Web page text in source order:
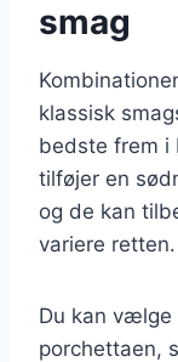
smag
klassisk
bedste frem i
tilføjer en
og de kan
variere retten.
Du kan
porchettaen,